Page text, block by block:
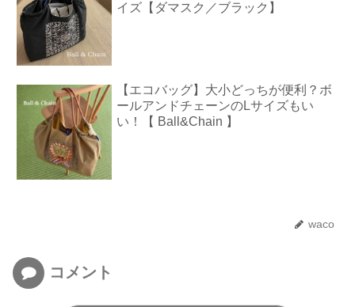
イズ【ダマスク／ブラック】
【エコバッグ】大小どっちが便利？ボ
ールアンドチェーンのLサイズもい
い！【 Ball&Chain 】
waco
コメント